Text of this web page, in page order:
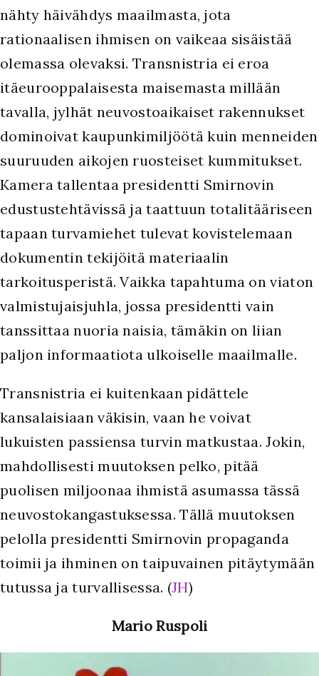
nähty häivähdys maailmasta, jota
rationaalisen ihmisen on vaikeaa sisäistää
olemassa olevaksi. Transnistria ei eroa
itäeurooppalaisesta maisemasta millään
tavalla, jylhät neuvostoaikaiset rakennukset
dominoivat kaupunkimiljöötä kuin menneiden
suuruuden aikojen ruosteiset kummitukset.
Kamera tallentaa presidentti Smirnovin
edustustehtävissä ja taattuun totalitääriseen
tapaan turvamiehet tulevat kovistelemaan
dokumentin tekijöitä materiaalin
tarkoitusperistä. Vaikka tapahtuma on viaton
valmistujaisjuhla, jossa presidentti vain
tanssittaa nuoria naisia, tämäkin on liian
paljon informaatiota ulkoiselle maailmalle.
Transnistria ei kuitenkaan pidättele
kansalaisiaan väkisin, vaan he voivat
lukuisten passiensa turvin matkustaa. Jokin,
mahdollisesti muutoksen pelko, pitää
puolisen miljoonaa ihmistä asumassa tässä
neuvostokangastuksessa. Tällä muutoksen
pelolla presidentti Smirnovin propaganda
toimii ja ihminen on taipuvainen pitäytymään
tutussa ja turvallisessa. (JH)
Mario Ruspoli